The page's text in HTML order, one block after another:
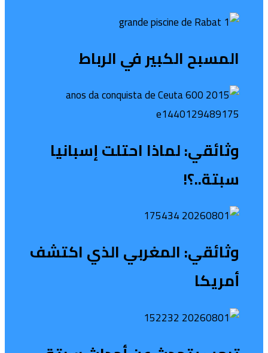
المسبح الكبير في الرباط
وثائقي: لماذا احتلت إسبانيا
سبتة..؟!
وثائقي: المغربي الذي اكتشف
أمريكا